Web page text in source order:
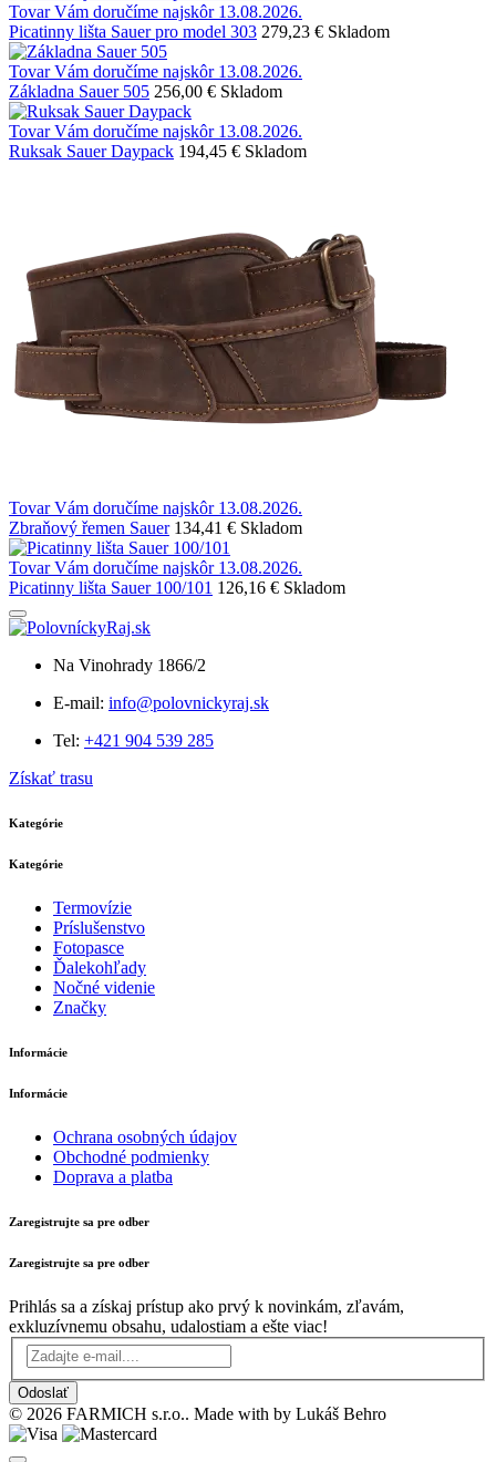
Tovar Vám doručíme najskôr 13.08.2026.
Picatinny lišta Sauer pro model 303 279,23 € Skladom
Tovar Vám doručíme najskôr 13.08.2026.
Základna Sauer 505 256,00 € Skladom
Tovar Vám doručíme najskôr 13.08.2026.
Ruksak Sauer Daypack 194,45 € Skladom
Tovar Vám doručíme najskôr 13.08.2026.
Zbraňový řemen Sauer 134,41 € Skladom
Tovar Vám doručíme najskôr 13.08.2026.
Picatinny lišta Sauer 100/101 126,16 € Skladom
Na Vinohrady 1866/2
E-mail: info@polovnickyraj.sk
Tel: +421 904 539 285
Získať trasu
Kategórie
Kategórie
Termovízie
Príslušenstvo
Fotopasce
Ďalekohľady
Nočné videnie
Značky
Informácie
Informácie
Ochrana osobných údajov
Obchodné podmienky
Doprava a platba
Zaregistrujte sa pre odber
Zaregistrujte sa pre odber
Prihlás sa a získaj prístup ako prvý k novinkám, zľavám,
exkluzívnemu obsahu, udalostiam a ešte viac!
Odoslať
© 2026 FARMICH s.r.o.. Made with by Lukáš Behro